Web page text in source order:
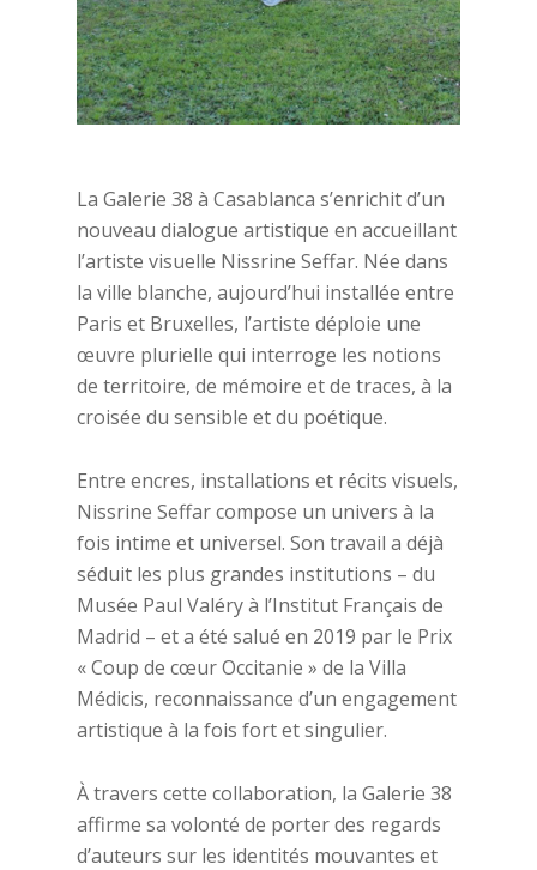
La Galerie 38 à Casablanca s’enrichit d’un
nouveau dialogue artistique en accueillant
l’artiste visuelle Nissrine Seffar. Née dans
la ville blanche, aujourd’hui installée entre
Paris et Bruxelles, l’artiste déploie une
œuvre plurielle qui interroge les notions
de territoire, de mémoire et de traces, à la
croisée du sensible et du poétique.
Entre encres, installations et récits visuels,
Nissrine Seffar compose un univers à la
fois intime et universel. Son travail a déjà
séduit les plus grandes institutions – du
Musée Paul Valéry à l’Institut Français de
Madrid – et a été salué en 2019 par le Prix
« Coup de cœur Occitanie » de la Villa
Médicis, reconnaissance d’un engagement
artistique à la fois fort et singulier.
À travers cette collaboration, la Galerie 38
affirme sa volonté de porter des regards
d’auteurs sur les identités mouvantes et